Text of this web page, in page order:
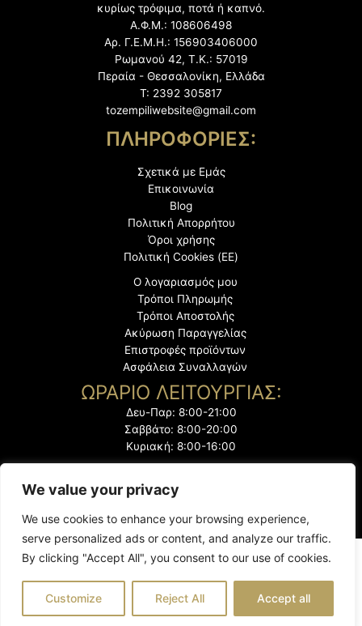
We value your privacy
We use cookies to enhance your browsing experience,
serve personalized ads or content, and analyze our traffic.
By clicking "Accept All", you consent to our use of cookies.
Customize Reject All Accept all
κυρίως τρόφιμα, ποτά ή καπνό.
Α.Φ.Μ.: 108606498
Αρ. Γ.Ε.Μ.Η.: 156903406000
Ρωμανού 42, Τ.Κ.: 57019
Περαία - Θεσσαλονίκη, Ελλάδα
Τ: 2392 305817
tozempiliwebsite@gmail.com
ΠΛΗΡΟΦΟΡΙΕΣ:
Σχετικά με Εμάς
Επικοινωνία
Blog
Πολιτική Απορρήτου
Όροι χρήσης
Πολιτική Cookies (ΕΕ)
Ο λογαριασμός μου
Τρόποι Πληρωμής
Τρόποι Αποστολής
Ακύρωση Παραγγελίας
Επιστροφές προϊόντων
Ασφάλεια Συναλλαγών
ΩΡΑΡΙΟ ΛΕΙΤΟΥΡΓΙΑΣ:
Δευ-Παρ: 8:00-21:00
Σαββάτο: 8:00-20:00
Κυριακή: 8:00-16:00
@2023 "Το Ζεμπίλι". Με την επιφύλαξη παντός δικαιώματος